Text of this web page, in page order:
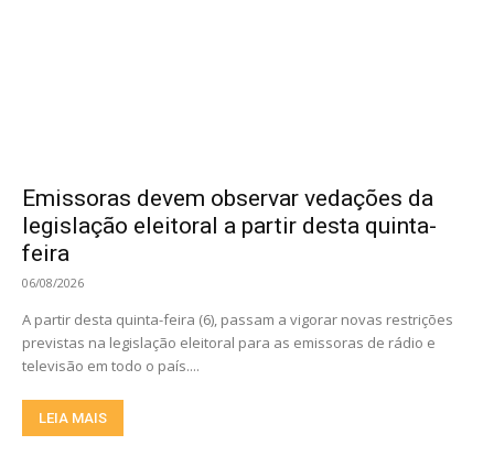
Emissoras devem observar vedações da
legislação eleitoral a partir desta quinta-
feira
06/08/2026
A partir desta quinta-feira (6), passam a vigorar novas restrições
previstas na legislação eleitoral para as emissoras de rádio e
televisão em todo o país....
LEIA MAIS